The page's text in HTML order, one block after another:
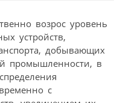
возрос уровень
устройств,
добывающих
промышленности, в
с